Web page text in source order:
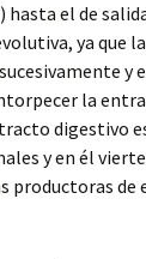
el de
ya que
y
la
digestivo
y en él
productoras de